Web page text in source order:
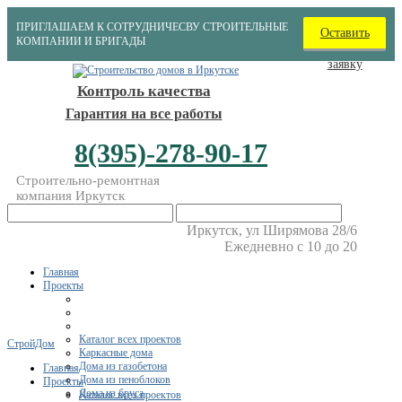
ПРИГЛАШАЕМ К СОТРУДНИЧЕСВУ СТРОИТЕЛЬНЫЕ
КОМПАНИИ И БРИГАДЫ
Оставить
заявку
Контроль качества
Гарантия на все работы
8(395)-278-90-17
Строительно-ремонтная
компания Иркутск
Иркутск, ул Ширямова 28/6
Ежедневно с 10 до 20
Главная
Проекты
Каталог всех проектов
Каркасные дома
Дома из газобетона
Дома из пеноблоков
Дома из бруса
СтройДом
Главная
Проекты
Каталог всех проектов